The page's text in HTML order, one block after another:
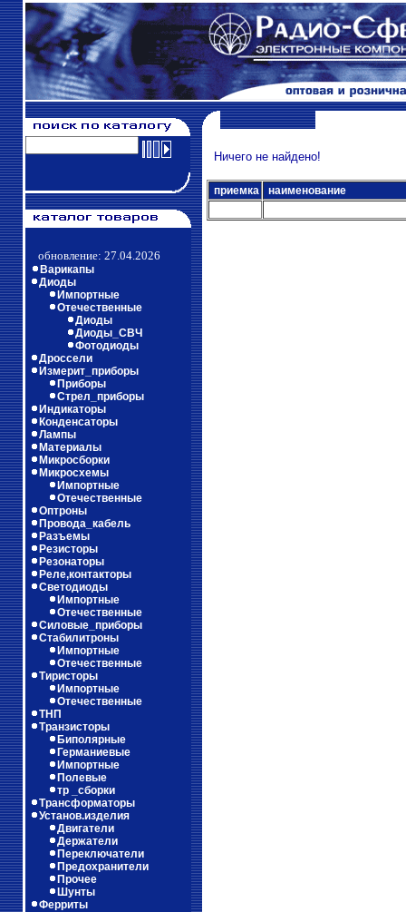
обновление: 27.04.2026
Варикапы
Диоды
Импортные
Отечественные
Диоды
Диоды_СВЧ
Фотодиоды
Дроссели
Измерит_приборы
Приборы
Стрел_приборы
Индикаторы
Конденсаторы
Лампы
Материалы
Микросборки
Микросхемы
Импортные
Отечественные
Оптроны
Провода_кабель
Разъемы
Резисторы
Резонаторы
Реле,контакторы
Светодиоды
Импортные
Отечественные
Силовые_приборы
Стабилитроны
Импортные
Отечественные
Тиристоры
Импортные
Отечественные
ТНП
Транзисторы
Биполярные
Германиевые
Импортные
Полевые
тр _сборки
Трансформаторы
Установ.изделия
Двигатели
Держатели
Переключатели
Предохранители
Прочее
Шунты
Ферриты
Ничего не найдено!
приемка наименование